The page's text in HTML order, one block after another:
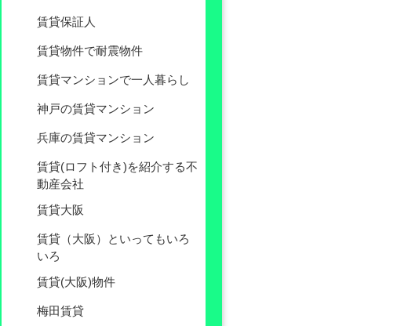
賃貸保証人
賃貸物件で耐震物件
賃貸マンションで一人暮らし
神戸の賃貸マンション
兵庫の賃貸マンション
賃貸(ロフト付き)を紹介する不
動産会社
賃貸大阪
賃貸（大阪）といってもいろ
いろ
賃貸(大阪)物件
梅田賃貸